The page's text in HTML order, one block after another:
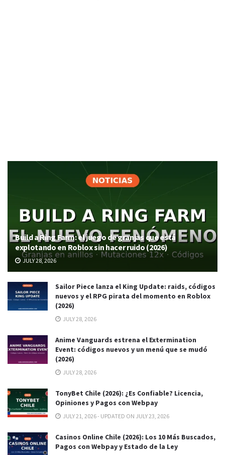
Build a Ring Farm: el juego de granjas que está
explotando en Roblox sin hacer ruido (2026)
JULY 28, 2026
Sailor Piece lanza el King Update: raids, códigos
nuevos y el RPG pirata del momento en Roblox
(2026)
JULY 28, 2026
Anime Vanguards estrena el Extermination
Event: códigos nuevos y un menú que se mudó
(2026)
JULY 28, 2026
TonyBet Chile (2026): ¿Es Confiable? Licencia,
Opiniones y Pagos con Webpay
JULY 21, 2026 - UPDATED ON JULY 23, 2026
Casinos Online Chile (2026): Los 10 Más Buscados,
Pagos con Webpay y Estado de la Ley